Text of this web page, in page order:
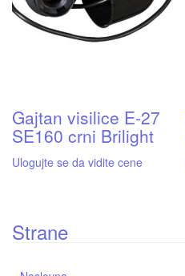
Gajtan visilice E-27
SE160 crni Brilight
Ulogujte se da vidite cene
Strane